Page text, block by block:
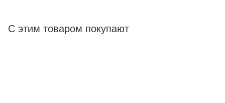
С этим товаром покупают